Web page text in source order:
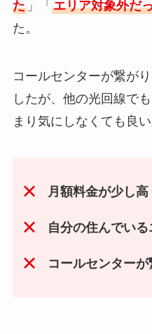
た」「 エリア対象外だ
た。
コールセンターが繋が
したが、他の光回線で
まり気にしなくても良
月額料金が少し
自分の住んでい
コールセンター